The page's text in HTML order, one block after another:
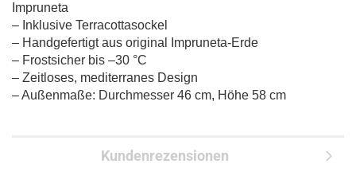
Impruneta
– Inklusive Terracottasockel
– Handgefertigt aus original Impruneta-Erde
– Frostsicher bis –30 °C
– Zeitloses, mediterranes Design
– Außenmaße: Durchmesser 46 cm, Höhe 58 cm
Kundenrezensionen